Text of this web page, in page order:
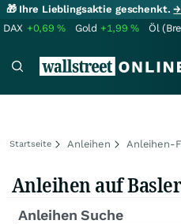
🎁 Ihre Lieblingsaktie geschenkt.
DAX +0,69% Gold +1,99% Öl
Startseite Anleihen Anleihen-
Anleihen auf Basler
Anleihen Suche